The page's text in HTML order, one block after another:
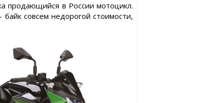
продающийся в России мотоцикл.
совсем недорогой стоимости,